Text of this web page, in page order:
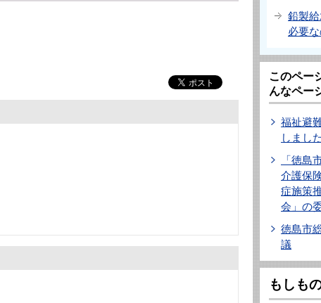
鉛製
必要
このペー
んなペー
福祉避
しました
「徳島
介護保
症施策
会」の
徳島市
議
もしも